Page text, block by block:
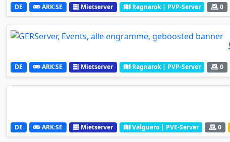
DE ARK:SE Mietserver Ragnarok | PVP-Server 0
DE ARK:SE Mietserver Ragnarok | PVP-Server 0
DE ARK:SE Mietserver Valguero | PVE-Server 0